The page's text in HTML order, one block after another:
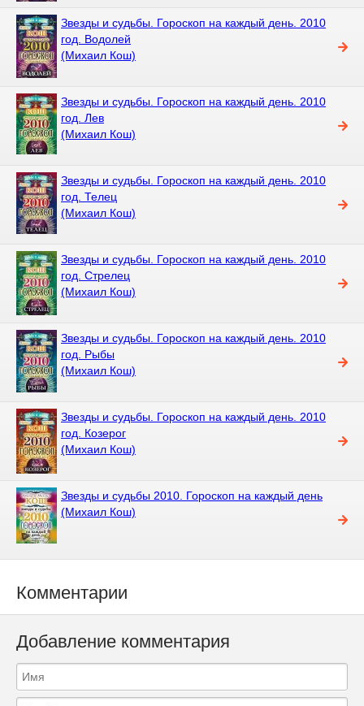
Звезды и судьбы. Гороскоп на каждый день. 2010
год. Водолей
(Михаил Кош)
Звезды и судьбы. Гороскоп на каждый день. 2010
год. Лев
(Михаил Кош)
Звезды и судьбы. Гороскоп на каждый день. 2010
год. Телец
(Михаил Кош)
Звезды и судьбы. Гороскоп на каждый день. 2010
год. Стрелец
(Михаил Кош)
Звезды и судьбы. Гороскоп на каждый день. 2010
год. Рыбы
(Михаил Кош)
Звезды и судьбы. Гороскоп на каждый день. 2010
год. Козерог
(Михаил Кош)
Звезды и судьбы 2010. Гороскоп на каждый день
(Михаил Кош)
Комментарии
Добавление комментария